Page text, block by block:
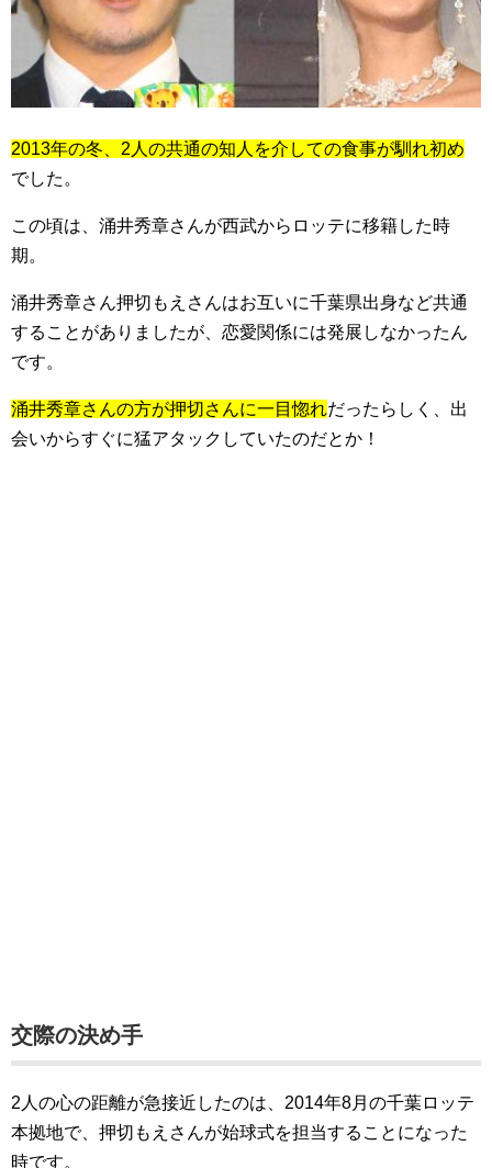
2013年の冬、2人の共通の知人を介しての食事が馴れ初め
でした。
この頃は、涌井秀章さんが西武からロッテに移籍した時
期。
涌井秀章さん押切もえさんはお互いに千葉県出身など共通
することがありましたが、恋愛関係には発展しなかったん
です。
涌井秀章さんの方が押切さんに一目惚れだったらしく、出
会いからすぐに猛アタックしていたのだとか！
交際の決め手
2人の心の距離が急接近したのは、2014年8月の千葉ロッテ
本拠地で、押切もえさんが始球式を担当することになった
時です。